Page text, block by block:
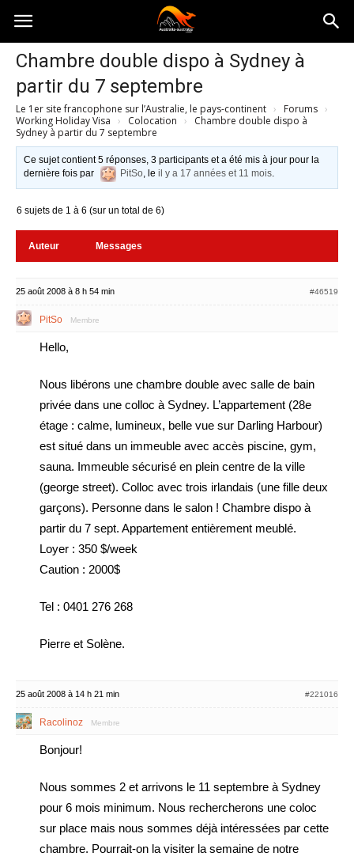
Australia-
australie.com
Chambre double dispo à Sydney à
partir du 7 septembre
Le 1er site francophone sur l’Australie, le pays-continent › Forums ›
Working Holiday Visa › Colocation ›
Chambre double dispo à
Sydney à partir du 7 septembre
Ce sujet contient 5 réponses, 3 participants et a été mis à jour pour la
dernière fois par
PitSo, leil y a 17 années et 11 mois.
6 sujets de 1 à 6 (sur un total de 6)
Auteur Messages
25 août 2008 à 8 h 54 min #46519
PitSo Membre
Hello,
Nous libérons une chambre double avec salle de bain
privée dans une colloc à Sydney. L’appartement (28e
étage : calme, lumineux, belle vue sur Darling Harbour)
est situé dans un immeuble avec accès piscine, gym,
sauna. Immeuble sécurisé en plein centre de la ville
(george street). Colloc avec trois irlandais (une fille deux
garçons). Personne dans le salon ! Chambre dispo à
partir du 7 sept. Appartement entièrement meublé.
Loyer : 350 $/week
Caution : 2000$
Tel : 0401 276 268
Pierre et Solène.
25 août 2008 à 14 h 21 min #221016
Racolinoz Membre
Bonjour!
Nous sommes 2 et arrivons le 11 septembre à Sydney
pour 6 mois minimum. Nous rechercherons une coloc
sur place mais nous sommes déjà intéressées par cette
chambre. Pourrait-on la visiter la semaine de notre